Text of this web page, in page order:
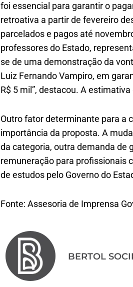
foi essencial para garantir o
retroativa a partir de fevereiro
parcelados e pagos até
professores do Estado,
se de uma demonstração da
Luiz Fernando Vampiro, em
R$ 5 mil”, destacou. A
Outro fator determinante para a
importância da proposta. A
da categoria, outra demanda de
remuneração para profissionais
de estudos pelo Governo do
Fonte: Assesoria de Imprensa
BERTOL